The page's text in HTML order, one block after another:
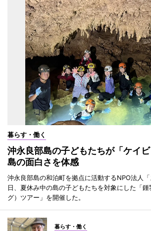
暮らす・働く
沖永良部島の子どもたちが「ケイ
島の面白さを体感
沖永良部島の和泊町を拠点に活動するNPO法人
日、夏休み中の島の子どもたちを対象にした「
グ）ツアー」を開催した。
暮らす・働く